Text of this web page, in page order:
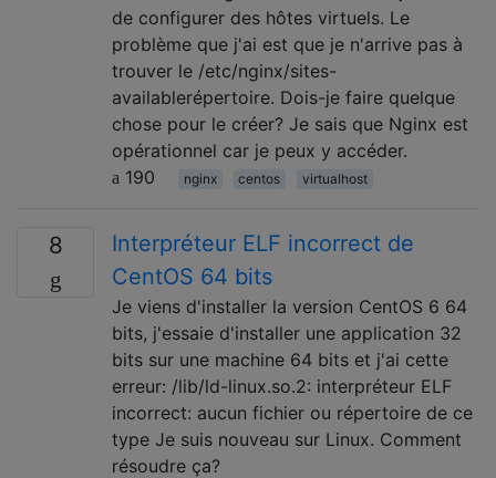
de configurer des hôtes virtuels. Le
problème que j'ai est que je n'arrive pas à
trouver le /etc/nginx/sites-
availablerépertoire. Dois-je faire quelque
chose pour le créer? Je sais que Nginx est
opérationnel car je peux y accéder.
190
nginx centos virtualhost
8
Interpréteur ELF incorrect de
CentOS 64 bits
Je viens d'installer la version CentOS 6 64
bits, j'essaie d'installer une application 32
bits sur une machine 64 bits et j'ai cette
erreur: /lib/ld-linux.so.2: interpréteur ELF
incorrect: aucun fichier ou répertoire de ce
type Je suis nouveau sur Linux. Comment
résoudre ça?